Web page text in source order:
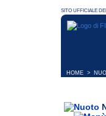
HOME >